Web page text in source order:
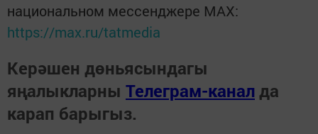
национальном мессенджере MАХ:
https://max.ru/tatmedia
Керәшен дөньясындагы
яңалыкларны Телеграм-канал да
карап барыгыз.